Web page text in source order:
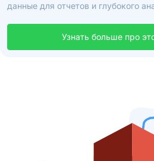
данные для отчетов и глубокого
Узнать больше про